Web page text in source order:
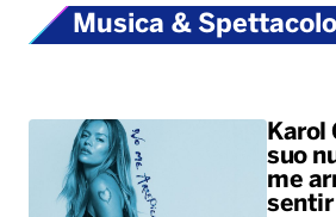
Musica & Spettacolo
Karol
suo
me
sentir